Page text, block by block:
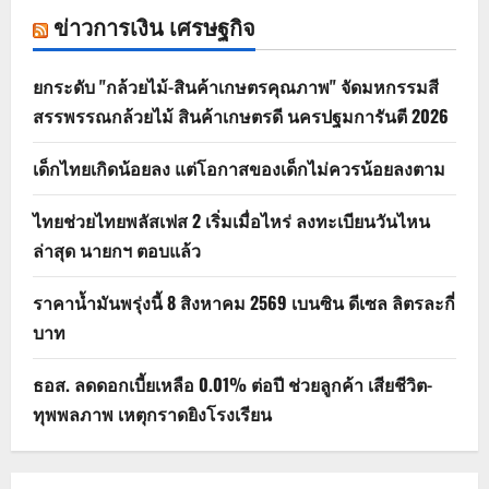
ข่าวการเงิน เศรษฐกิจ
ยกระดับ "กล้วยไม้-สินค้าเกษตรคุณภาพ" จัดมหกรรมสี
สรรพรรณกล้วยไม้ สินค้าเกษตรดี นครปฐมการันตี 2026
เด็กไทยเกิดน้อยลง แต่โอกาสของเด็กไม่ควรน้อยลงตาม
ไทยช่วยไทยพลัสเฟส 2 เริ่มเมื่อไหร่ ลงทะเบียนวันไหน
ล่าสุด นายกฯ ตอบแล้ว
ราคาน้ำมันพรุ่งนี้ 8 สิงหาคม 2569 เบนซิน ดีเซล ลิตรละกี่
บาท
ธอส. ลดดอกเบี้ยเหลือ 0.01% ต่อปี ช่วยลูกค้า เสียชีวิต-
ทุพพลภาพ เหตุกราดยิงโรงเรียน